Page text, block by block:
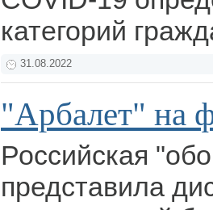
категорий
31.08.2022
"Арбалет" на
Российская
представила